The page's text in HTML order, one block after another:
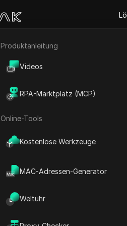
E-Commerce
Produktanleitung
Videos
RPA-Marktplatz (MCP)
Online-Tools
Kostenlose Werkzeuge
MAC-Adressen-Generator
Weltuhr
Erstklassiger Anbieter
Systemen